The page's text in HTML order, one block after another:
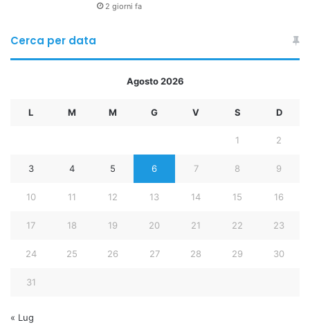
2 giorni fa
Cerca per data
Agosto 2026
L M M G V S D
1 2
3 4 5 6 7 8 9
10 11 12 13 14 15 16
17 18 19 20 21 22 23
24 25 26 27 28 29 30
31
« Lug